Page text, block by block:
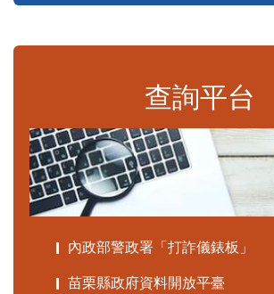
查詢平台
內政部警政署「打詐儀錶板」
苗栗縣政府資料開放平臺